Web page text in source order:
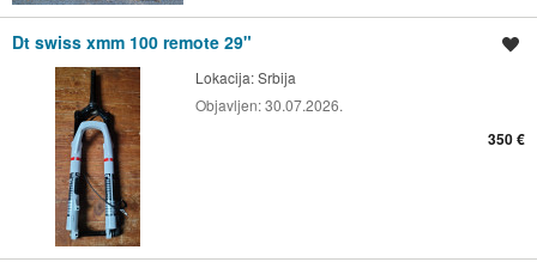
Dt swiss xmm 100 remote 29"
Lokacija:Srbija
Objavljen:30.07.2026.
350 €